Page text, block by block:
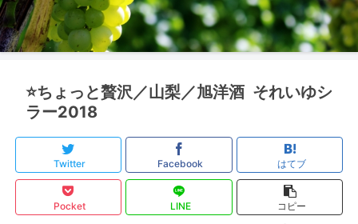
⭐️ちょっと贅沢／山梨／旭洋酒 それいゆシ
ラー2018
Twitter Facebook はてブ
Pocket LINE コピー